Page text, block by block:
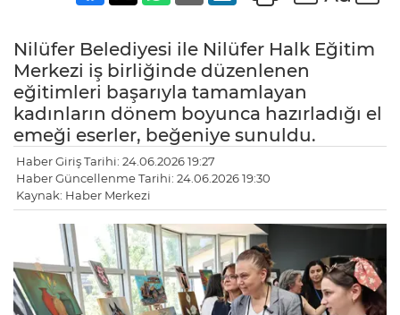
Nilüfer Belediyesi ile Nilüfer Halk Eğitim
Merkezi iş birliğinde düzenlenen
eğitimleri başarıyla tamamlayan
kadınların dönem boyunca hazırladığı el
emeği eserler, beğeniye sunuldu.
Haber Giriş Tarihi: 24.06.2026 19:27
Haber Güncellenme Tarihi: 24.06.2026 19:30
Kaynak: Haber Merkezi